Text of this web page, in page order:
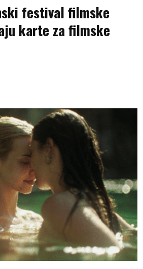
festival filmske
karte za filmske